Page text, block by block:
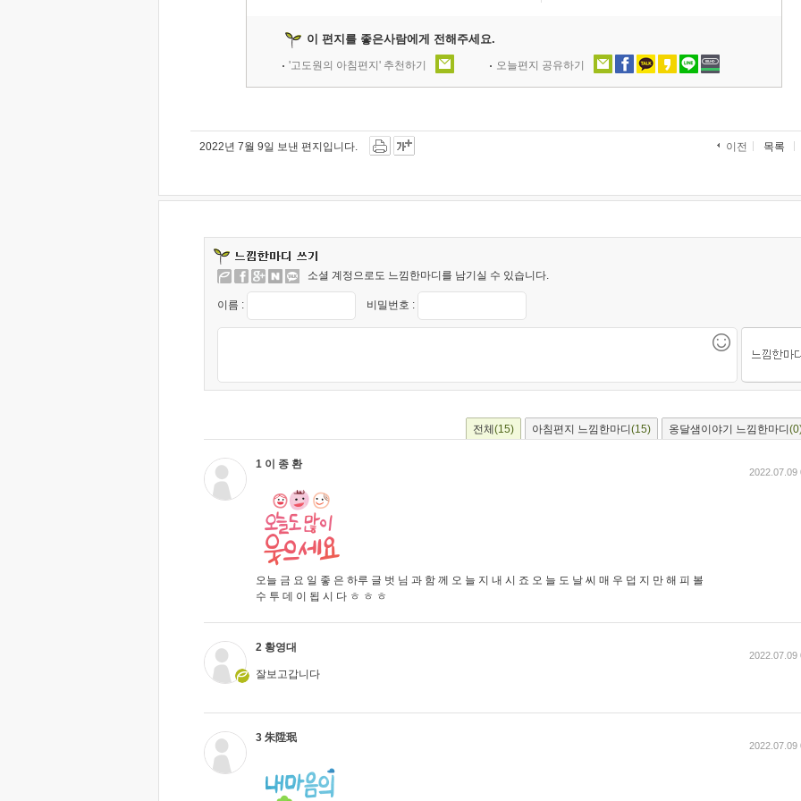
이 편지를 좋은사람에게 전해주세요.
'고도원의 아침편지' 추천하기 오늘편지 공유하기
2022년 7월 9일 보낸 편지입니다. 이전 목록
소셜 계정으로도 느낌한마디를 남기실 수 있습니다.
이름 : 비밀번호 :
전체 (15) 아침편지 느낌한마디 (15) 옹달샘이야기 느낌한마디
1 이 종 환
오늘 금 요 일 좋 은 하루 글 벗 님 과 함 께 오 늘 지 내 시 죠 오 늘 도 날 씨 매 우 덥 지 만 해 피 볼
수 투 데 이 됩 시 다 ㅎ ㅎ ㅎ
2022.07.09
2 황영대
잘보고갑니다
2022.07.09
3 朱陞珉
2022.07.09